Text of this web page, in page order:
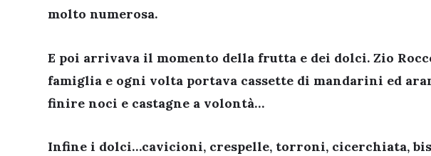
molto numerosa.
E poi arrivava il momento della frutta e dei dolci. Zio
famiglia e ogni volta portava cassette di mandarini ed
finire noci e castagne a volontà…
Infine i dolci…cavicioni, crespelle, torroni, cicerchiata,